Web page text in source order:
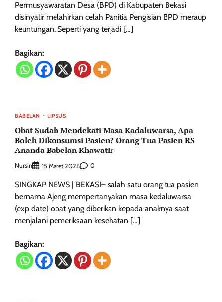
Permusyawaratan Desa (BPD) di Kabupaten Bekasi
disinyalir melahirkan celah Panitia Pengisian BPD meraup
keuntungan. Seperti yang terjadi […]
Bagikan:
BABELAN LIPSUS
Obat Sudah Mendekati Masa Kadaluwarsa, Apa
Boleh Dikonsumsi Pasien? Orang Tua Pasien RS
Ananda Babelan Khawatir
Nursin 15 Maret 2026 0
SINGKAP NEWS | BEKASI– salah satu orang tua pasien
bernama Ajeng mempertanyakan masa kedaluwarsa
(exp date) obat yang diberikan kepada anaknya saat
menjalani pemeriksaan kesehatan […]
Bagikan: